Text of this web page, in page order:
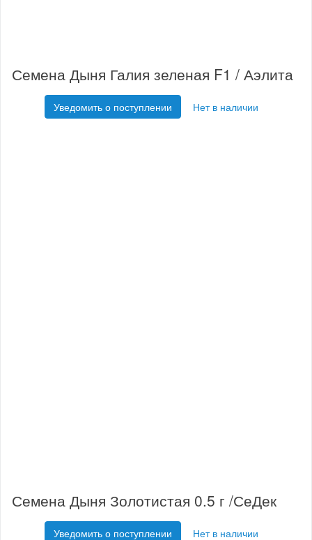
Семена Дыня Галия зеленая F1 / Аэлита
Уведомить о поступлении Нет в наличии
Семена Дыня Золотистая 0.5 г /СеДек
Уведомить о поступлении Нет в наличии